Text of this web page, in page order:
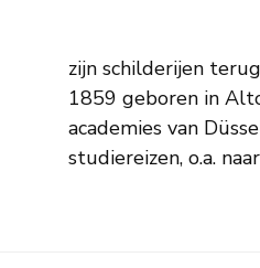
studiereizen, o.a.